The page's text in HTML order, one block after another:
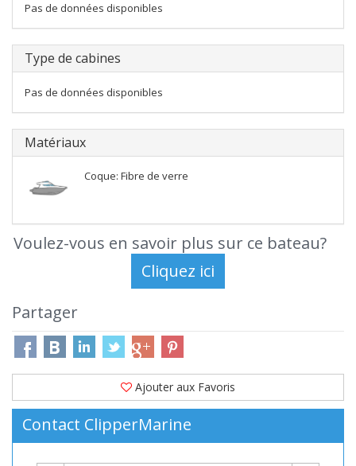
Pas de données disponibles
Type de cabines
Pas de données disponibles
Matériaux
Coque: Fibre de verre
Voulez-vous en savoir plus sur ce bateau?
Partager
Ajouter aux Favoris
Contact ClipperMarine